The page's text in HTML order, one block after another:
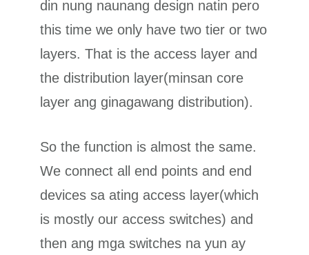
din nung naunang design natin pero
this time we only have two tier or two
layers. That is the access layer and
the distribution layer(minsan core
layer ang ginagawang distribution).
So the function is almost the same.
We connect all end points and end
devices sa ating access layer(which
is mostly our access switches) and
then ang mga switches na yun ay